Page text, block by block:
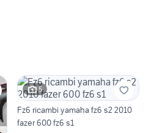
5
Fz6 ricambi yamaha fz6 s2 2010
fazer 600 fz6 s1